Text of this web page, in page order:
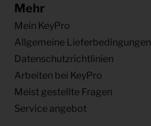
Mehr
Mein KeyPro
Allgemeine Lieferbedingungen
Datenschutzrichtlinien
Arbeiten bei KeyPro
Meist gestellte Fragen
Service angebot